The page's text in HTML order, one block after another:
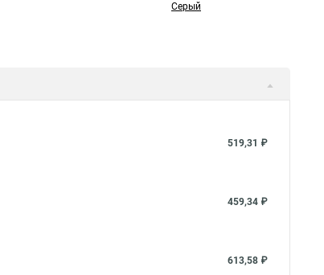
Серый
519,31 ₽
459,34 ₽
613,58 ₽